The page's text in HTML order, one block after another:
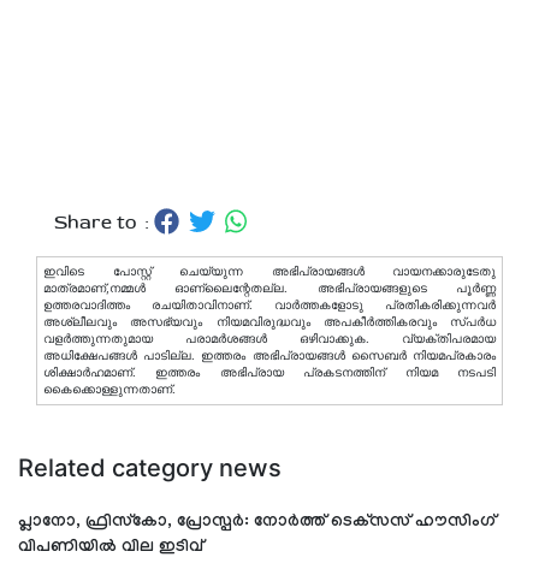
Share to :
ഇവിടെ പോസ്റ്റ് ചെയ്യുന്ന അഭിപ്രായങ്ങള്‍ വായനക്കാരുടേതു
മാത്രമാണ്,നമ്മൾ ഓണ്ലൈന്റേതല്ല. അഭിപ്രായങ്ങളുടെ പൂർണ്ണ
ഉത്തരവാദിത്തം രചയിതാവിനാണ്. വാര്‍ത്തകളോടു പ്രതികരിക്കുന്നവര്‍
അശ്ലീലവും അസഭ്യവും നിയമവിരുദ്ധവും അപകീര്‍ത്തികരവും സ്പര്‍ധ
വളര്‍ത്തുന്നതുമായ പരാമര്‍ശങ്ങള്‍ ഒഴിവാക്കുക. വ്യക്തിപരമായ
അധിക്ഷേപങ്ങള്‍ പാടില്ല. ഇത്തരം അഭിപ്രായങ്ങള്‍ സൈബര്‍ നിയമപ്രകാരം
ശിക്ഷാര്‍ഹമാണ്. ഇത്തരം അഭിപ്രായ പ്രകടനത്തിന് നിയമ നടപടി
കൈക്കൊള്ളുന്നതാണ്.
Related category news
പ്ലാനോ, ഫ്രിസ്‌കോ, പ്രോസ്പര്‍: നോര്‍ത്ത് ടെക്‌സസ് ഹൗസിംഗ്
വിപണിയില്‍ വില ഇടിവ്